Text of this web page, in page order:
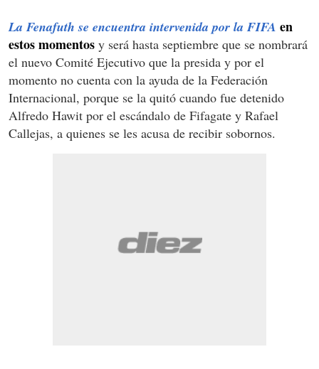
La Fenafuth se encuentra intervenida por la FIFA en
estos momentos y será hasta septiembre que se nombrará
el nuevo Comité Ejecutivo que la presida y por el
momento no cuenta con la ayuda de la Federación
Internacional, porque se la quitó cuando fue detenido
Alfredo Hawit por el escándalo de Fifagate y Rafael
Callejas, a quienes se les acusa de recibir sobornos.